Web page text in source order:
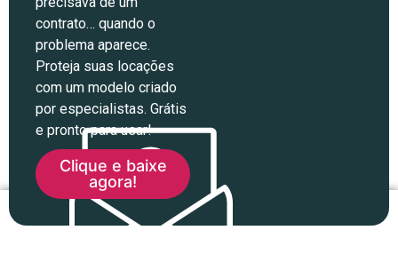
contrato… quando o
problema aparece.
Proteja suas locações
com um modelo criado
por especialistas. Grátis
e pronto para usar!
Clique e baixe
agora!